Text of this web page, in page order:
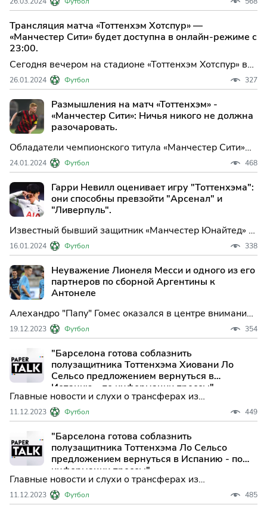
быстро утвердил себя в качестве важной части
атакующей силы команды.
Трансляция матча «Тоттенхэм Хотспур» —
«Манчестер Сити» будет доступна в онлайн-режиме с
23:00.
Сегодня вечером на стадионе «Тоттенхэм Хотспур» в
Лондоне состоится захватывающий матч 1/16 финала
Кубка Англии между «Тоттенхэм Хотспур» и
«Манчестер Сити». Эти две команды уже встречались
в этом сезоне и сумели удивить болельщиков своей
игрой.
26.01.2024 Футбол 327
Размышления на матч «Тоттенхэм» -
«Манчестер Сити»: Ничья никого не должна
разочаровать.
Обладатели чемпионского титула «Манчестер Сити»
выиграли шесть последних матчей и, похоже, готовы
к активной игре во второй половине сезона, но
перспектива поединка с «Тоттенхэмом» в четвертом
раунде «Кубка Англии» в пятницу (23.00 мск.) может
их не
24.01.2024 Футбол 468
Гарри Невилл оценивает игру "Тоттенхэма":
они способны превзойти "Арсенал" и
"Ливерпуль".
Известный бывший защитник «Манчестер Юнайтед» и
эксперт по футболу Гарри Невилл поделился своим
мнением о перспективах лондонского клуба
«Тоттенхэм» во второй половине сезона-2023/2024.
16.01.2024 Футбол 338
Неуважение Лионеля Месси и одного из его
партнеров по сборной Аргентины к
Антонеле
Алехандро "Папу" Гомес оказался в центре внимания
СМИ, которые сообщили о конфликте между ним и
капитаном команды Лионелем Месси, связанном с
неуважением к его партнерше Антонеле Роккуццо во
время Чемпионата мира по футболу 2022 года.
19.12.2023 Футбол 354
"Барселона готова соблазнить
полузащитника Тоттенхэма Хиовани Ло
Сельсо предложением вернуться в
Испанию - по информации прессы"
Главные новости и слухи о трансферах из
понедельниковых газет...
11.12.2023 Футбол 449
"Барселона готова соблазнить
полузащитника Тоттенхэма Ло Сельсо
предложением вернуться в Испанию - по
информации прессы"
Главные новости и слухи о трансферах из
понедельниковых газет...
11.12.2023 Футбол 485